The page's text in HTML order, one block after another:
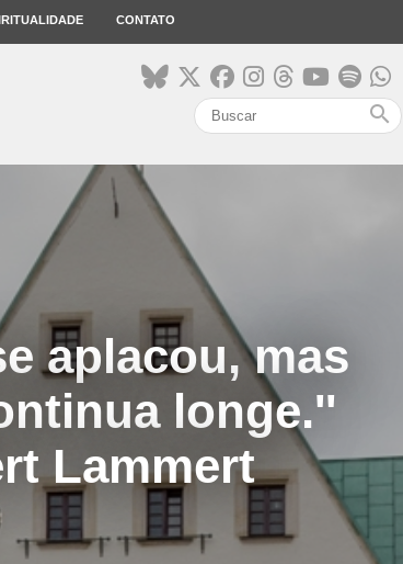
CONTATO
search
aplacou, mas
longe.''
Lammert